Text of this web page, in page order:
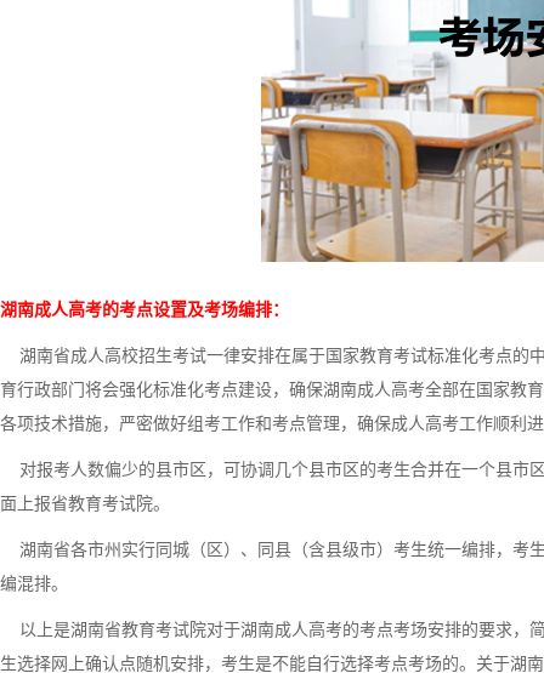
湖南成人高考的考点设置及考场编排：
湖南省成人高校招生考试一律安排在属于国家教育考试标准化考点的
育行政部门将会强化标准化考点建设，确保湖南成人高考全部在国家教
各项技术措施，严密做好组考工作和考点管理，确保成人高考工作顺利
对报考人数偏少的县市区，可协调几个县市区的考生合并在一个县市
面上报省教育考试院。
湖南省各市州实行同城（区）、同县（含县级市）考生统一编排，考
编混排。
以上是湖南省教育考试院对于湖南成人高考的考点考场安排的要求，
生选择网上确认点随机安排，考生是不能自行选择考点考场的。关于湖